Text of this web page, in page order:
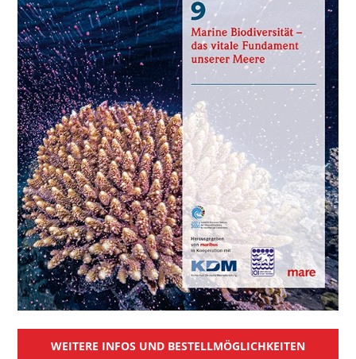
WEITERE INFOS UND BESTELLMÖGLICHKEITEN